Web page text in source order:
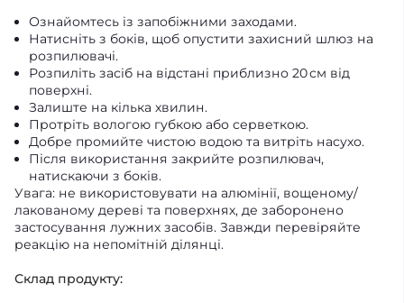
Ознайомтесь із запобіжними заходами.
Натисніть з боків, щоб опустити захисний шлюз на
розпилювачі.
Розпиліть засіб на відстані приблизно 20 см від
поверхні.
Залиште на кілька хвилин.
Протріть вологою губкою або серветкою.
Добре промийте чистою водою та витріть насухо.
Після використання закрийте розпилювач,
натискаючи з боків.
Увага: не використовувати на алюмінії, вощеному/
лакованому дереві та поверхнях, де заборонено
застосування лужних засобів. Завжди перевіряйте
реакцію на непомітній ділянці.
Склад продукту: